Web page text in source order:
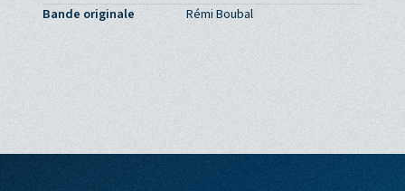
Bande originale
Rémi Boubal